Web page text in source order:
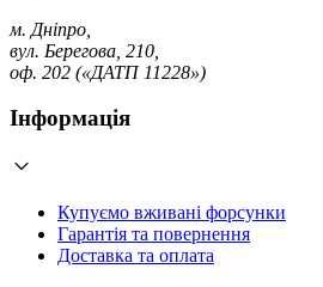
м. Дніпро,
вул. Берегова, 210,
оф. 202 («ДАТП 11228»)
Інформація
Купуємо вживані форсунки
Гарантія та повернення
Доставка та оплата